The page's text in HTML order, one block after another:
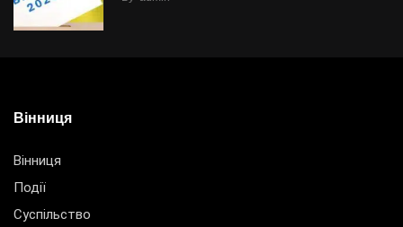
Вінниця
Вінниця
Події
Суспільство